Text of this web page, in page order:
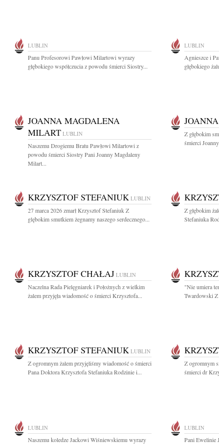
LUBLIN
Panu Profesorowi Pawłowi Milartowi wyrazy
głębokiego współczucia z powodu śmierci Siostry...
LUBLIN
Agnieszce i
głębokiego
JOANNA MAGDALENA
MILART LUBLIN
Naszemu Drogiemu Bratu Pawłowi Milartowi z
powodu śmierci Siostry Pani Joanny Magdaleny
Milart...
Z głębokim
śmierci
KRZYSZTOF STEFANIUK LUBLIN
27 marca 2026 zmarł Krzysztof Stefaniuk Z
glębokim smutkiem żegnamy naszego serdecznego...
Z głębokim
Stefaniuka
KRZYSZTOF CHAŁAJ LUBLIN
Naczelna Rada Pielęgniarek i Położnych z wielkim
żalem przyjęła wiadomość o śmierci Krzysztofa...
"Nie umiera
Twardowski
KRZYSZTOF STEFANIUK LUBLIN
Z ogromnym żalem przyjęliśmy wiadomość o śmierci
Pana Doktora Krzysztofa Stefaniuka Rodzinie i...
Z ogromnym
śmierci dr
LUBLIN
Naszemu koledze Jackowi Wiśniewskiemu wyrazy
LUBLIN
Pani Ewelinie